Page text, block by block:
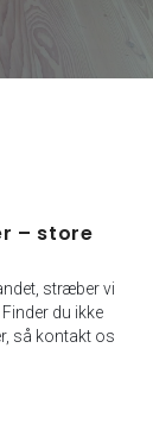
– store
stræber vi
du ikke
så kontakt os